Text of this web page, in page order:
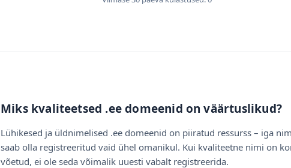
Miks kvaliteetsed .ee domeenid on väärtuslikud?
Lühikesed ja üldnimelised .ee domeenid on piiratud ressurss – iga
saab olla registreeritud vaid ühel omanikul. Kui kvaliteetne nimi on
võetud, ei ole seda võimalik uuesti vabalt registreerida.